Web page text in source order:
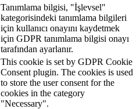
Tanımlama bilgisi, "İşlevsel"
kategorisindeki tanımlama bilgileri
için kullanıcı onayını kaydetmek
için GDPR tanımlama bilgisi onayı
tarafından ayarlanır.
This cookie is set by GDPR Cookie
Consent plugin. The cookies is used
to store the user consent for the
cookies in the category
"Necessary".